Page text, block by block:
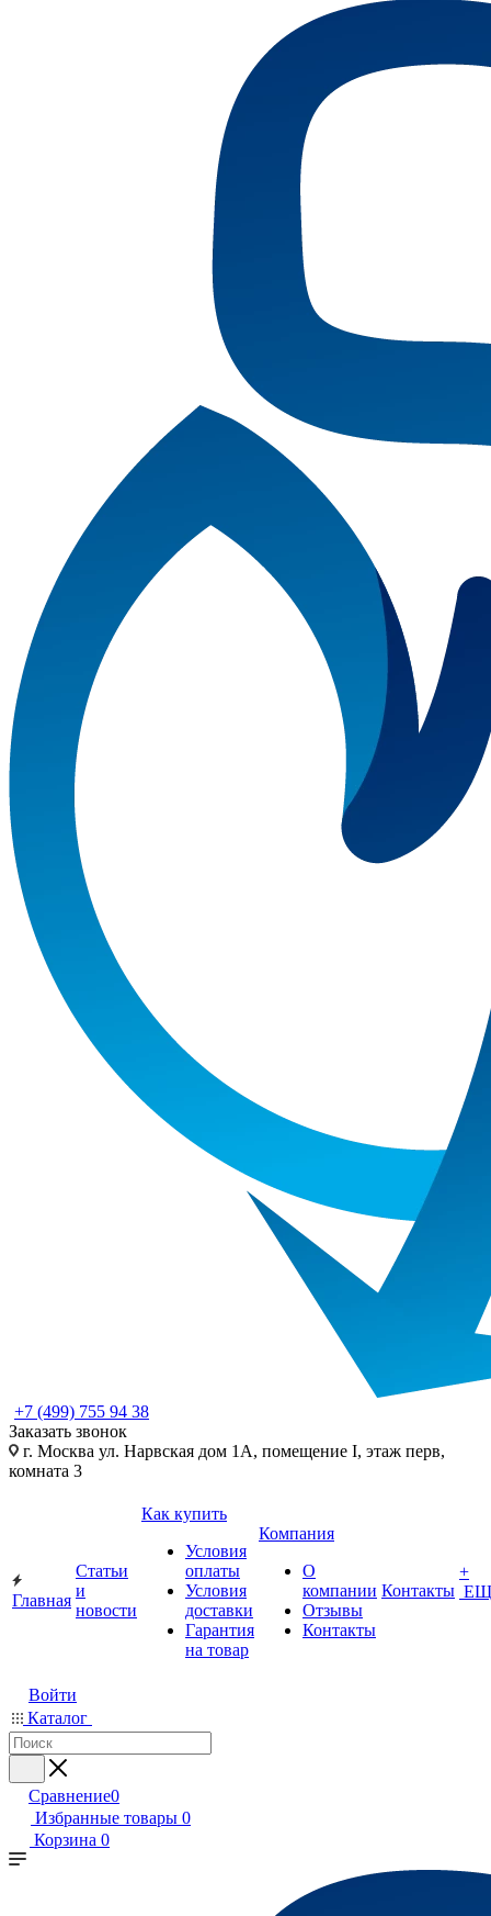
+7 (499) 755 94 38
Заказать звонок
г. Москва ул. Нарвская дом 1А, помещение I, этаж перв,
комната 3
Главная
Статьи
и
новости
Как купить
Условия
оплаты
Условия
доставки
Гарантия
на товар
Компания
О
компании
Отзывы
Контакты
Контакты
+
Войти
Каталог
Сравнение0
Избранные товары 0
Корзина 0